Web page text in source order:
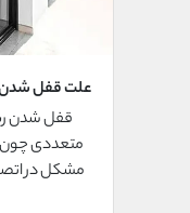
علت قفل شدن
قفل شدن
متعددی
مشکل در
بدهد. می